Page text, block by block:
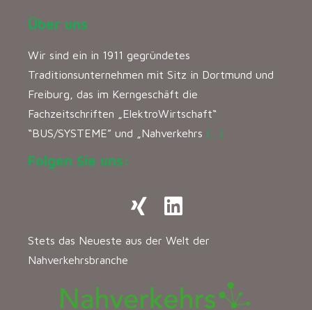
Über uns
Wir sind ein in 1911 gegründetes
Traditionsunternehmen mit Sitz in Dortmund und
Freiburg, das im Kerngeschäft die
Fachzeitschriften „ElektroWirtschaft“
“BUS/SYSTEME” und „Nahverkehrs […]
Folgen Sie uns:
Stets das Neueste aus der Welt der
Nahverkehrsbranche